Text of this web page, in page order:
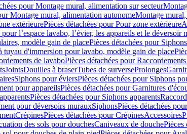
pour Montage mural, alimentation sur secteur
Montage mural, alimentation autonomeMontage
extérieurePièces détachées pour Pour zone extérieure
l’espace lavabo, l’évier, les appareils et le déversoir
modèle gain de placePièces détachées pour
tuyau d'immersion pour lavabo, modèle gain de place
de lavaboPièces détachées pour
JointsDouilles à braserTubes de surverseProlonges
Siphons pour éviersPièces détachées pour Siphons
pour appareilsPièces détachées pour Garnitures
Pièces détachées pour Siphons apparents
pour déversoirs murauxSiphonsPièces détachées
CrépinesPièces détachées pour CrépinesAccessoires
des sols pour douchesCaniveaux de douchePièces